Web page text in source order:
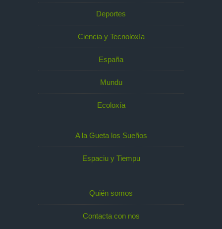
Deportes
Ciencia y Tecnoloxía
España
Mundu
Ecoloxía
A la Gueta los Sueños
Espaciu y Tiempu
Quién somos
Contacta con nos